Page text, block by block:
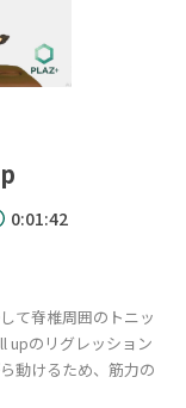
0:01:42
て脊椎周囲のトニッ
upのリグレッション
動けるため、筋力の